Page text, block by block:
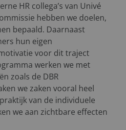
HR collega’s van Univé
hebben we doelen,
bepaald. Daarnaast
hun eigen
voor dit traject
werken we met
zoals de DBR
we zaken vooral heel
van de individuele
we aan zichtbare effecten